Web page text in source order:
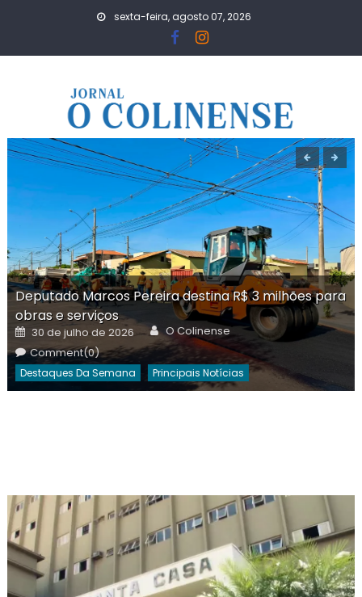
sexta-feira, agosto 07, 2026
Deputado Marcos Pereira destina R$ 3 milhões para
obras e serviços
Posted
on
30 de julho de 2026 Author
O Colinense
Comment(0)
Destaques Da Semana Principais Notícias